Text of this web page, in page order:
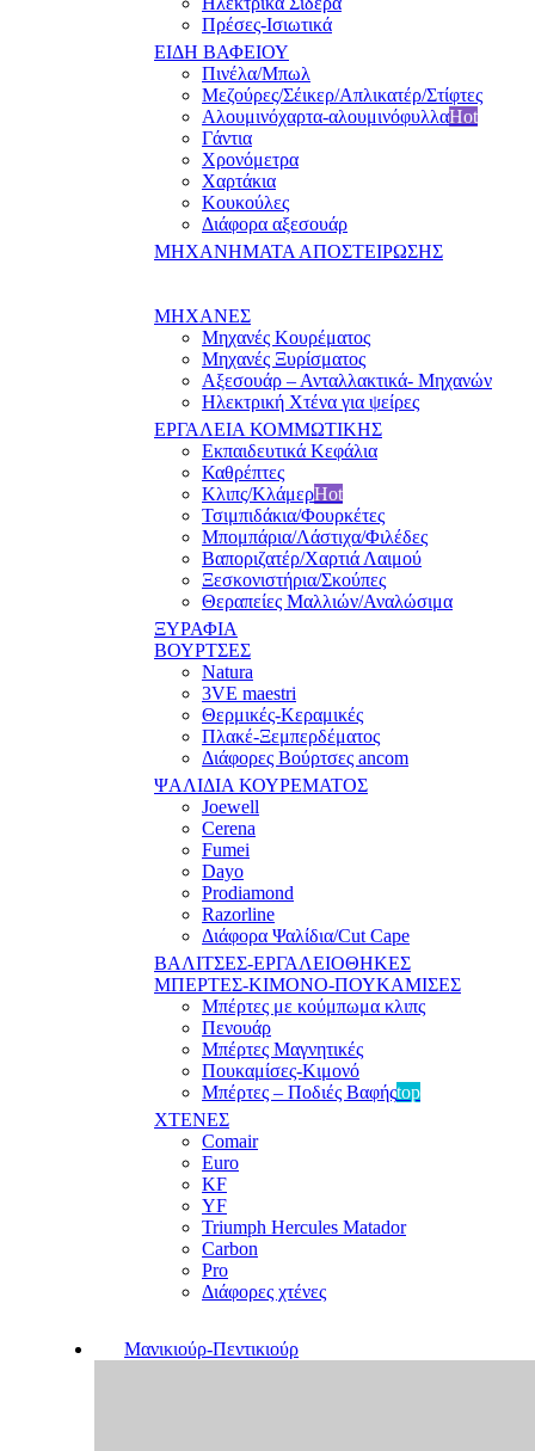
Πρέσες-Ισιωτικά
ΕΙΔΗ ΒΑΦΕΙΟΥ
Πινέλα/Μπωλ
Μεζούρες/Σέικερ/Απλικατέρ/Στίφτες
Αλουμινόχαρτα-αλουμινόφυλλαHot
Γάντια
Χρονόμετρα
Χαρτάκια
Κουκούλες
Διάφορα αξεσουάρ
ΜΗΧΑΝΗΜΑΤΑ ΑΠΟΣΤΕΙΡΩΣΗΣ
ΜΗΧΑΝΕΣ
Μηχανές Κουρέματος
Μηχανές Ξυρίσματος
Αξεσουάρ – Ανταλλακτικά- Μηχανών
Ηλεκτρική Χτένα για ψείρες
ΕΡΓΑΛΕΙΑ ΚΟΜΜΩΤΙΚΗΣ
Εκπαιδευτικά Κεφάλια
Καθρέπτες
Κλιπς/ΚλάμερHot
Τσιμπιδάκια/Φουρκέτες
Μπομπάρια/Λάστιχα/Φιλέδες
Βαποριζατέρ/Χαρτιά Λαιμού
Ξεσκονιστήρια/Σκούπες
Θεραπείες Μαλλιών/Αναλώσιμα
ΞΥΡΑΦΙΑ
ΒΟΥΡΤΣΕΣ
Natura
3VE maestri
Θερμικές-Κεραμικές
Πλακέ-Ξεμπερδέματος
Διάφορες Βούρτσες ancom
ΨΑΛΙΔΙΑ ΚΟΥΡΕΜΑΤΟΣ
Joewell
Cerena
Fumei
Dayo
Prodiamond
Razorline
Διάφορα Ψαλίδια/Cut Cape
ΒΑΛΙΤΣΕΣ-ΕΡΓΑΛΕΙΟΘΗΚΕΣ
ΜΠΕΡΤΕΣ-ΚΙΜΟΝΟ-ΠΟΥΚΑΜΙΣΕΣ
Μπέρτες με κούμπωμα κλιπς
Πενουάρ
Μπέρτες Μαγνητικές
Πουκαμίσες-Κιμονό
Μπέρτες – Ποδιές Βαφήςtop
ΧΤΕΝΕΣ
Comair
Euro
KF
YF
Triumph Hercules Matador
Carbon
Pro
Διάφορες χτένες
Μανικιούρ-Πεντικιούρ